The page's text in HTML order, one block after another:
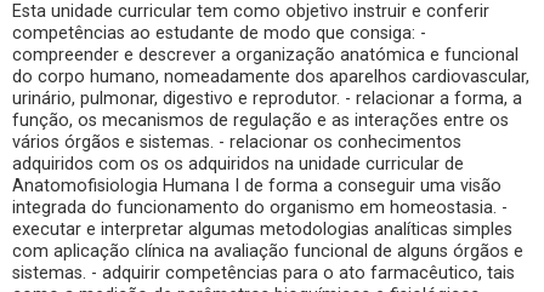
Esta unidade curricular tem como objetivo instruir e conferir
competências ao estudante de modo que consiga: -
compreender e descrever a organização anatómica e funcional
do corpo humano, nomeadamente dos aparelhos cardiovascular,
urinário, pulmonar, digestivo e reprodutor. - relacionar a forma, a
função, os mecanismos de regulação e as interações entre os
vários órgãos e sistemas. - relacionar os conhecimentos
adquiridos com os os adquiridos na unidade curricular de
Anatomofisiologia Humana I de forma a conseguir uma visão
integrada do funcionamento do organismo em homeostasia. -
executar e interpretar algumas metodologias analíticas simples
com aplicação clínica na avaliação funcional de alguns órgãos e
sistemas. - adquirir competências para o ato farmacêutico, tais